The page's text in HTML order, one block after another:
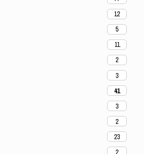
12
5
11
2
3
41
3
2
23
2